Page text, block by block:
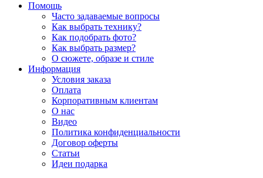
Помощь
Часто задаваемые вопросы
Как выбрать технику?
Как подобрать фото?
Как выбрать размер?
О сюжете, образе и стиле
Информация
Условия заказа
Оплата
Корпоративным клиентам
О нас
Видео
Политика конфиденциальности
Договор оферты
Статьи
Идеи подарка